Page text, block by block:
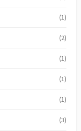
(1)
(2)
(1)
(1)
(1)
(3)